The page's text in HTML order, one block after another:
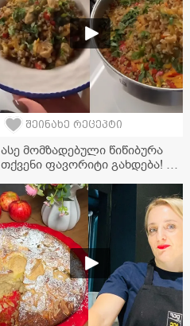
შეინახე რეცეპტი
ასე მომზადებული წიწიბურა
თქვენი ფავორიტი გახდება! -
მარტივი რეცეპტი